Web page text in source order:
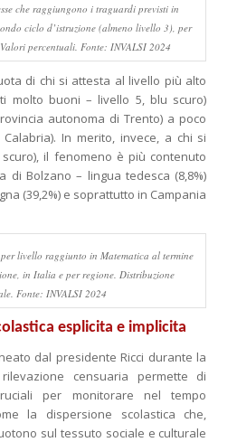
che raggiungono i traguardi previsti in
ciclo d’istruzione (almeno livello 3), per
percentuali. Fonte: INVALSI 2024
di chi si attesta al livello più alto
molto buoni – livello 5, blu scuro)
autonoma di Trento) a poco
In merito, invece, a chi si
il fenomeno è più contenuto
di Bolzano – lingua tedesca (8,8%)
(39,2%) e soprattutto in Campania
per livello raggiunto in Matematica al termine
in Italia e per regione. Distribuzione
Fonte: INVALSI 2024
esplicita e implicita
dal presidente Ricci durante la
censuaria permette di
per monitorare nel tempo
la dispersione scolastica che,
sul tessuto sociale e culturale